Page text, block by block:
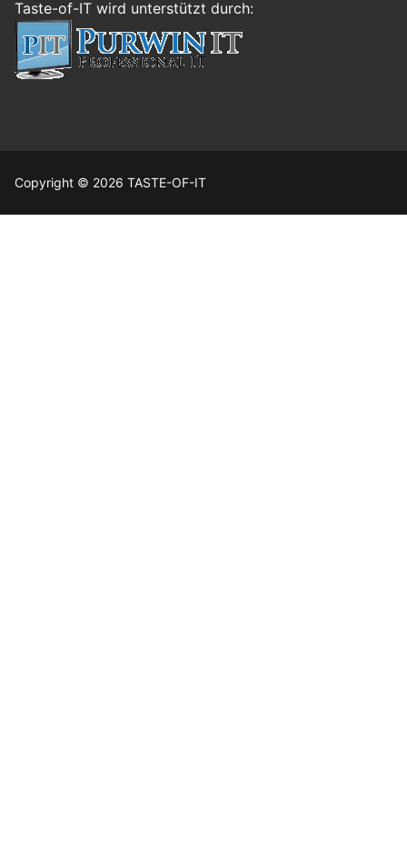
Taste-of-IT wird unterstützt durch:
Copyright © 2026 TASTE-OF-IT